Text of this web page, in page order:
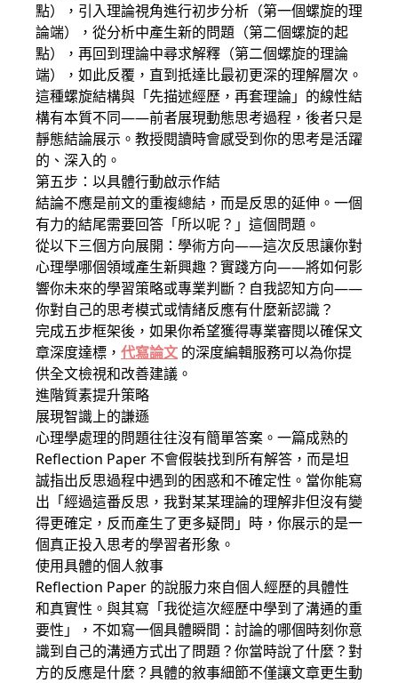
點），引入理論視角進行初步分析（第一個螺旋的理
論端），從分析中產生新的問題（第二個螺旋的起
點），再回到理論中尋求解釋（第二個螺旋的理論
端），如此反覆，直到抵達比最初更深的理解層次。
這種螺旋結構與「先描述經歷，再套理論」的線性結
構有本質不同——前者展現動態思考過程，後者只是
靜態結論展示。教授閱讀時會感受到你的思考是活躍
的、深入的。
第五步：以具體行動啟示作結
結論不應是前文的重複總結，而是反思的延伸。一個
有力的結尾需要回答「所以呢？」這個問題。
從以下三個方向展開：學術方向——這次反思讓你對
心理學哪個領域產生新興趣？實踐方向——將如何影
響你未來的學習策略或專業判斷？自我認知方向——
你對自己的思考模式或情緒反應有什麼新認識？
完成五步框架後，如果你希望獲得專業審閱以確保文
章深度達標， 代寫論文 的深度編輯服務可以為你提
供全文檢視和改善建議。
進階質素提升策略
展現智識上的謙遜
心理學處理的問題往往沒有簡單答案。一篇成熟的
Reflection Paper 不會假裝找到所有解答，而是坦
誠指出反思過程中遇到的困惑和不確定性。當你能寫
出「經過這番反思，我對某某理論的理解非但沒有變
得更確定，反而產生了更多疑問」時，你展示的是一
個真正投入思考的學習者形象。
使用具體的個人敘事
Reflection Paper 的說服力來自個人經歷的具體性
和真實性。與其寫「我從這次經歷中學到了溝通的重
要性」，不如寫一個具體瞬間：討論的哪個時刻你意
識到自己的溝通方式出了問題？你當時說了什麼？對
方的反應是什麼？具體的敘事細節不僅讓文章更生動